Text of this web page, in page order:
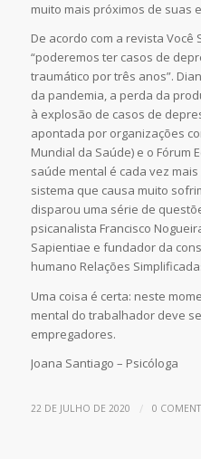
muito mais próximos de suas
De acordo com a revista Você
“poderemos ter casos de
traumático por três anos”.
da pandemia, a perda da
à explosão de casos de
apontada por organizações
Mundial da Saúde) e o Fórum
saúde mental é cada vez
sistema que causa muito
disparou uma série de
psicanalista Francisco
Sapientiae e fundador da
humano Relações
Uma coisa é certa: neste
mental do trabalhador deve
empregadores.
Joana Santiago – Psicóloga
22 DE JULHO DE 2020 / 0